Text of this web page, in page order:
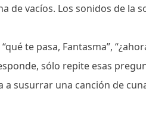
de vacíos. Los sonidos de la
te pasa, Fantasma”,
sólo repite esas
a susurrar una canción de